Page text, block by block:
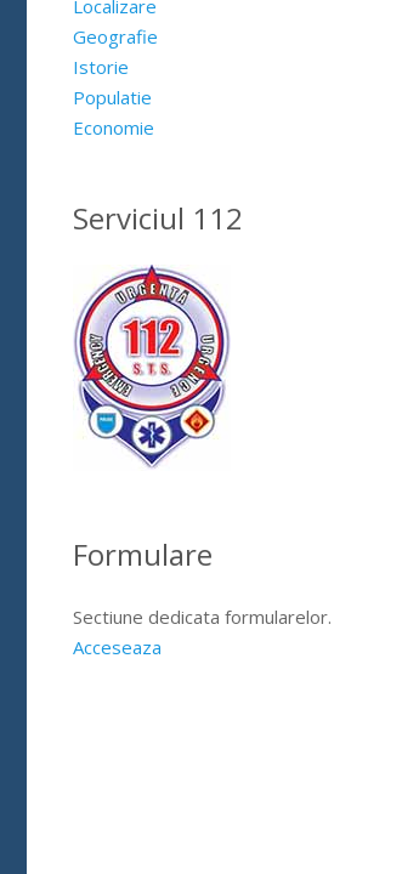
Localizare
Geografie
Istorie
Populatie
Economie
Serviciul 112
Formulare
Sectiune dedicata formularelor.
Acceseaza